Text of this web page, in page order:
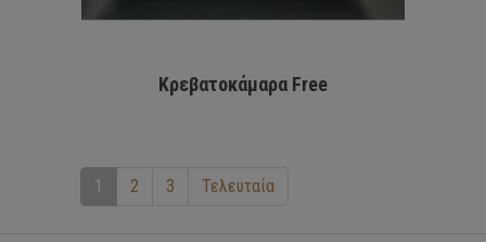
Κρεβατοκάμαρα Free
1 2 3 Τελευταία